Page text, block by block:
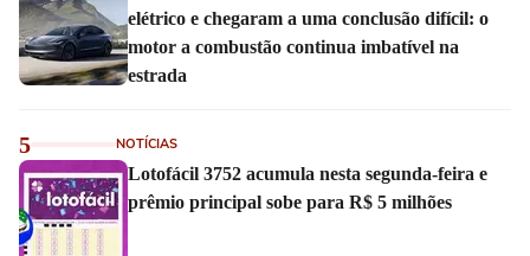
elétrico e chegaram a uma conclusão difícil: o
motor a combustão continua imbatível na
estrada
5 NOTÍCIAS
Lotofácil 3752 acumula nesta segunda-feira e
prêmio principal sobe para R$ 5 milhões